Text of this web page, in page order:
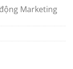
Marketing